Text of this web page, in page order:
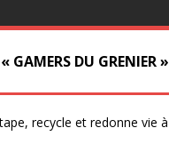
GAMERS DU GRENIER »
recycle et redonne vie à